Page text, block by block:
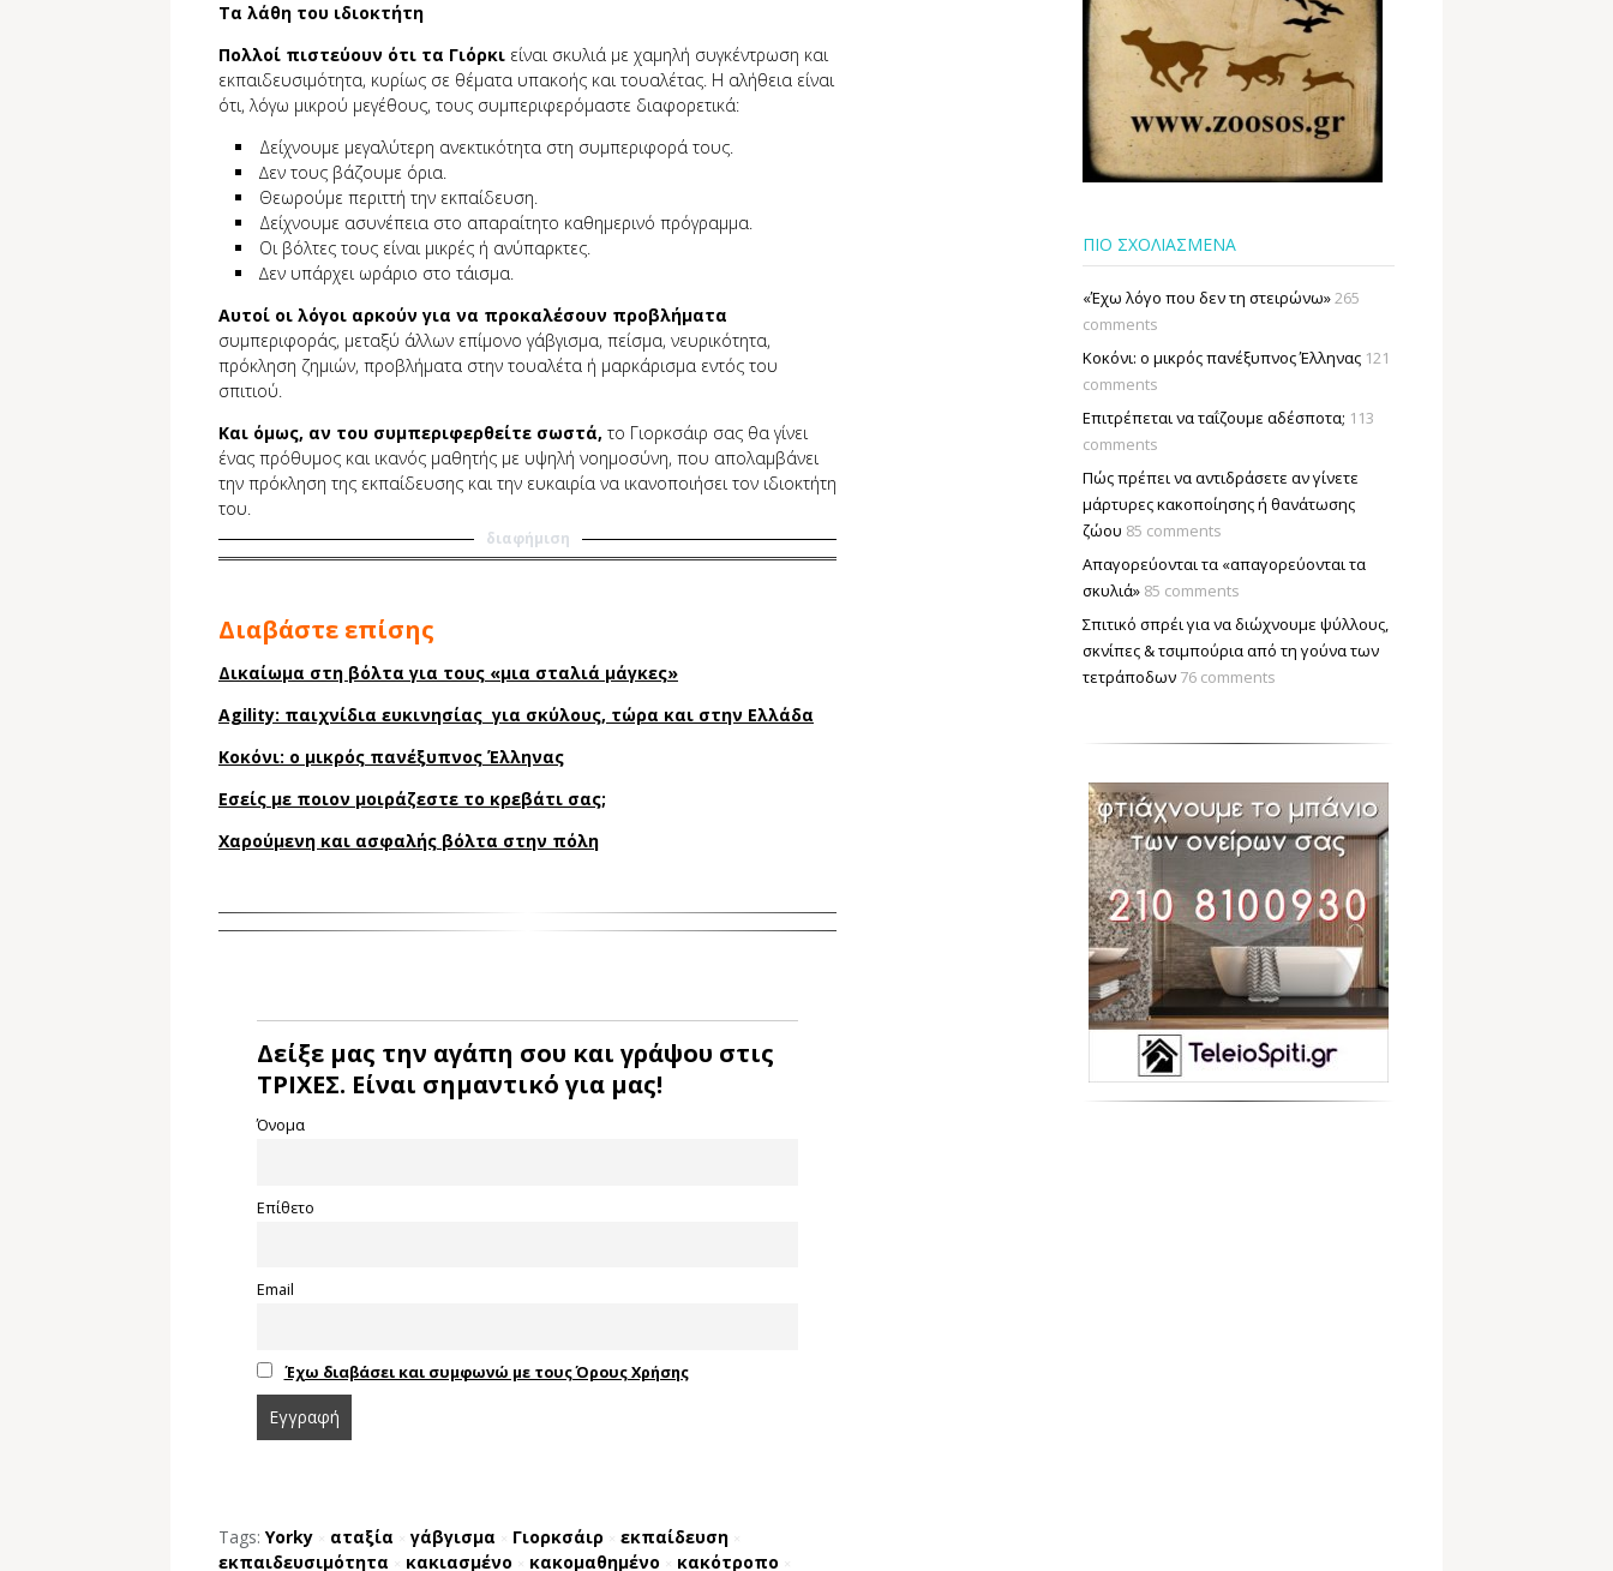
Τα λάθη του ιδιοκτήτη
Πολλοί πιστεύουν ότι τα Γιόρκι είναι σκυλιά µε χαμηλή συγκέντρωση και
εκπαιδευσιµότητα, κυρίως σε θέματα υπακοής και τουαλέτας. Η αλήθεια είναι
ότι, λόγω μικρού μεγέθους, τους συμπεριφερόμαστε διαφορετικά:
Δείχνουμε μεγαλύτερη ανεκτικότητα στη συµπεριφορά τους.
∆εν τους βάζουμε όρια.
Θεωρούμε περιττή την εκπαίδευση.
Δείχνουμε ασυνέπεια στο απαραίτητο καθημερινό πρόγραμμα.
Οι βόλτες τους είναι μικρές ή ανύπαρκτες.
∆εν υπάρχει ωράριο στο τάισμα.
Αυτοί οι λόγοι αρκούν για να προκαλέσουν προβλήματα
συµπεριφοράς, μεταξύ άλλων επίμονο γάβγισμα, πείσμα, νευρικότητα,
πρόκληση ζημιών, προβλήματα στην τουαλέτα ή μαρκάρισμα εντός του
σπιτιού.
Και όµως, αν του συμπεριφερθείτε σωστά, το Γιορκσάιρ σας θα γίνει
ένας πρόθυμος και ικανός μαθητής µε υψηλή νοημοσύνη, που απολαμβάνει
την πρόκληση της εκπαίδευσης και την ευκαιρία να ικανοποιήσει τον ιδιοκτήτη
του.
διαφήμιση
Διαβάστε επίσης
Δικαίωμα στη βόλτα για τους «μια σταλιά μάγκες»
Agility: παιχνίδια ευκινησίας για σκύλους, τώρα και στην Ελλάδα
Κοκόνι: ο μικρός πανέξυπνος Έλληνας
Εσείς με ποιον μοιράζεστε το κρεβάτι σας;
Χαρούμενη και ασφαλής βόλτα στην πόλη
Δείξε μας την αγάπη σου και γράψου στις
ΤΡΙΧΕΣ. Είναι σημαντικό για μας!
Όνομα
Επίθετο
Email
Έχω διαβάσει και συμφωνώ με τους Όρους Χρήσης
Tags: Yorky αταξία γάβγισμα Γιορκσάιρ εκπαίδευση
εκπαιδευσιμότητα κακιασμένο κακομαθημένο κακότροπο
ΠΙΟ ΣΧΟΛΙΑΣΜΕΝΑ
«Έχω λόγο που δεν τη στειρώνω»265
comments
Κοκόνι: ο μικρός πανέξυπνος Έλληνας 121
comments
Επιτρέπεται να ταΐζουµε αδέσποτα; 113
comments
Πώς πρέπει να αντιδράσετε αν γίνετε
μάρτυρες κακοποίησης ή θανάτωσης
ζώου 85 comments
Απαγορεύονται τα «απαγορεύονται τα
σκυλιά» 85 comments
Σπιτικό σπρέι για να διώχνουμε ψύλλους,
σκνίπες & τσιμπούρια από τη γούνα των
τετράποδων 76 comments